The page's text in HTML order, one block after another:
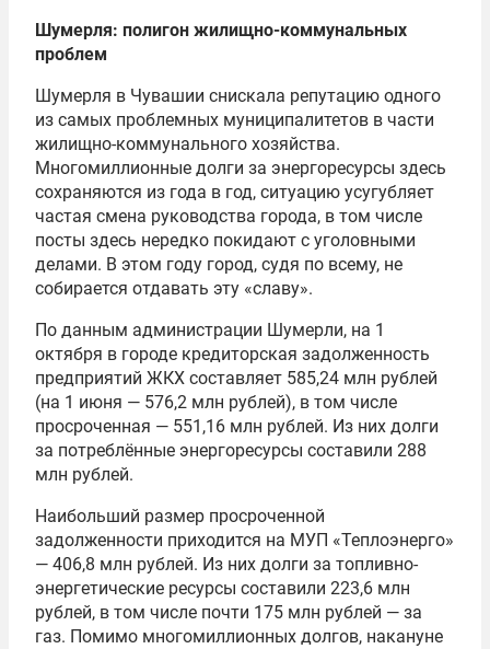
Шумерля: полигон жилищно-коммунальных
проблем
Шумерля в Чувашии снискала репутацию одного
из самых проблемных муниципалитетов в части
жилищно-коммунального хозяйства.
Многомиллионные долги за энергоресурсы здесь
сохраняются из года в год, ситуацию усугубляет
частая смена руководства города, в том числе
посты здесь нередко покидают с уголовными
делами. В этом году город, судя по всему, не
собирается отдавать эту «славу».
По данным администрации Шумерли, на 1
октября в городе кредиторская задолженность
предприятий ЖКХ составляет 585,24 млн рублей
(на 1 июня — 576,2 млн рублей), в том числе
просроченная — 551,16 млн рублей. Из них долги
за потреблённые энергоресурсы составили 288
млн рублей.
Наибольший размер просроченной
задолженности приходится на МУП «Теплоэнерго»
— 406,8 млн рублей. Из них долги за топливно-
энергетические ресурсы составили 223,6 млн
рублей, в том числе почти 175 млн рублей — за
газ. Помимо многомиллионных долгов, накануне